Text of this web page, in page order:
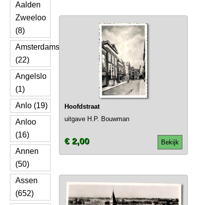
Aalden
Zweeloo
(8)
Amsterdamscheveld
(22)
Angelslo
(1)
Anlo (19)
Anloo
(16)
Annen
(50)
Assen
(652)
Hoofdstraat
uitgave H.P. Bouwman
Bekijk
€ 2,00